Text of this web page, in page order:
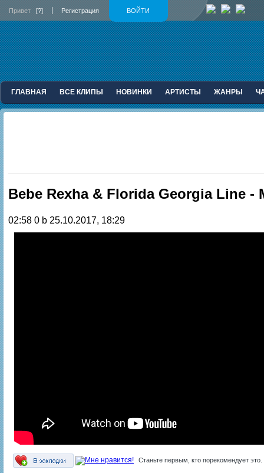
ВОЙТИ
Привет [?] Регистрация
ГЛАВНАЯ ВСЕ КЛИПЫ НОВИНКИ АРТИСТЫ ЖАНРЫ
Bebe Rexha & Florida Georgia Line -
02:58 0 b 25.10.2017, 18:29
Станьте первым, кто порекомендует это.